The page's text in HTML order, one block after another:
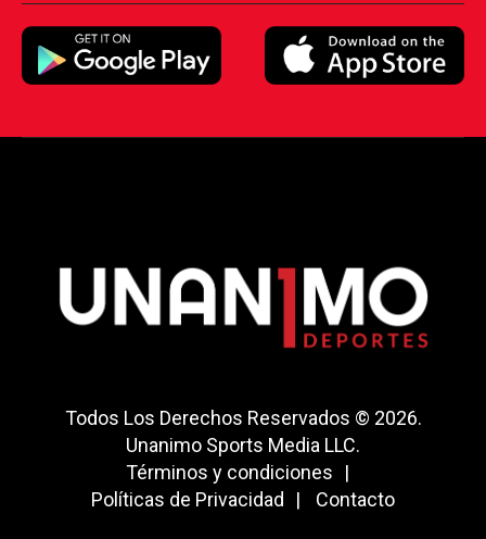
Todos Los Derechos Reservados © 2026.
Unanimo Sports Media LLC.
Términos y condiciones
Políticas de Privacidad
Contacto